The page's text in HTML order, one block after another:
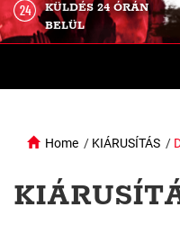
KÜLDÉS 24 ÓRÁN
BELÜL
Home / KIÁRUSÍTÁS /